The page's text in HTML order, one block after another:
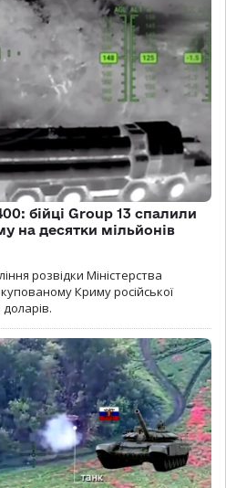
бійці Group 13 спалили
на десятки мільйонів
розвідки Міністерства
Криму російської